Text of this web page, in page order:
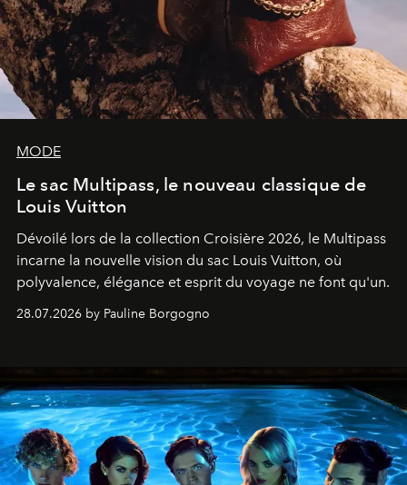
MODE
Le sac Multipass, le nouveau classique de
Louis Vuitton
Dévoilé lors de la collection Croisière 2026, le Multipass
incarne la nouvelle vision du sac Louis Vuitton, où
polyvalence, élégance et esprit du voyage ne font qu'un.
28.07.2026 by Pauline Borgogno